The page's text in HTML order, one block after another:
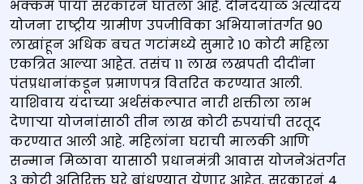
भक्कम पाया सरकारनं घातला आहे. दीनदयाळ अंत्योदय
योजना राष्ट्रीय ग्रामीण उपजीविका अभियानांतर्गत 90
लाखांहून अधिक बचत गटांमध्ये सुमारे 10 कोटी महिला
एकत्रित आल्या आहेत. तसंच 11 लाख लखपती दीदींना
पंतप्रधानांकडून प्रमाणपत्र वितरित करण्यात आली.
याशिवाय यंदाच्या अर्थसंकल्पात नारी शक्तीला लाभ
देणाऱ्या योजनांसाठी तीन लाख कोटी रुपयांची तरतूद
करण्यात आली आहे. महिलांना घराची मालकी आणि
सन्मान मिळावा यासाठी प्रधानमंत्री आवास योजनेअंतर्गत